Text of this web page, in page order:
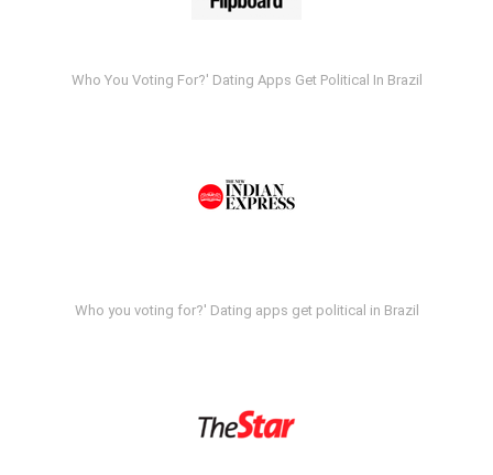
Who You Voting For?' Dating Apps Get Political In Brazil
Who you voting for?' Dating apps get political in Brazil